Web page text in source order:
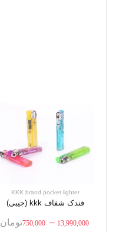
KKK brand pocket lighter
فندک شفاف kkk (جیبی)
13,990,000
–
750,000 تومان